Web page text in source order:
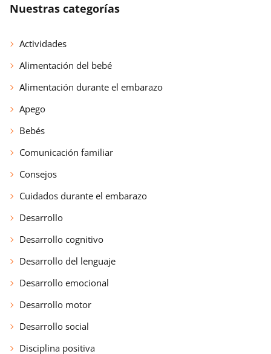
Nuestras categorías
Actividades
Alimentación del bebé
Alimentación durante el embarazo
Apego
Bebés
Comunicación familiar
Consejos
Cuidados durante el embarazo
Desarrollo
Desarrollo cognitivo
Desarrollo del lenguaje
Desarrollo emocional
Desarrollo motor
Desarrollo social
Disciplina positiva